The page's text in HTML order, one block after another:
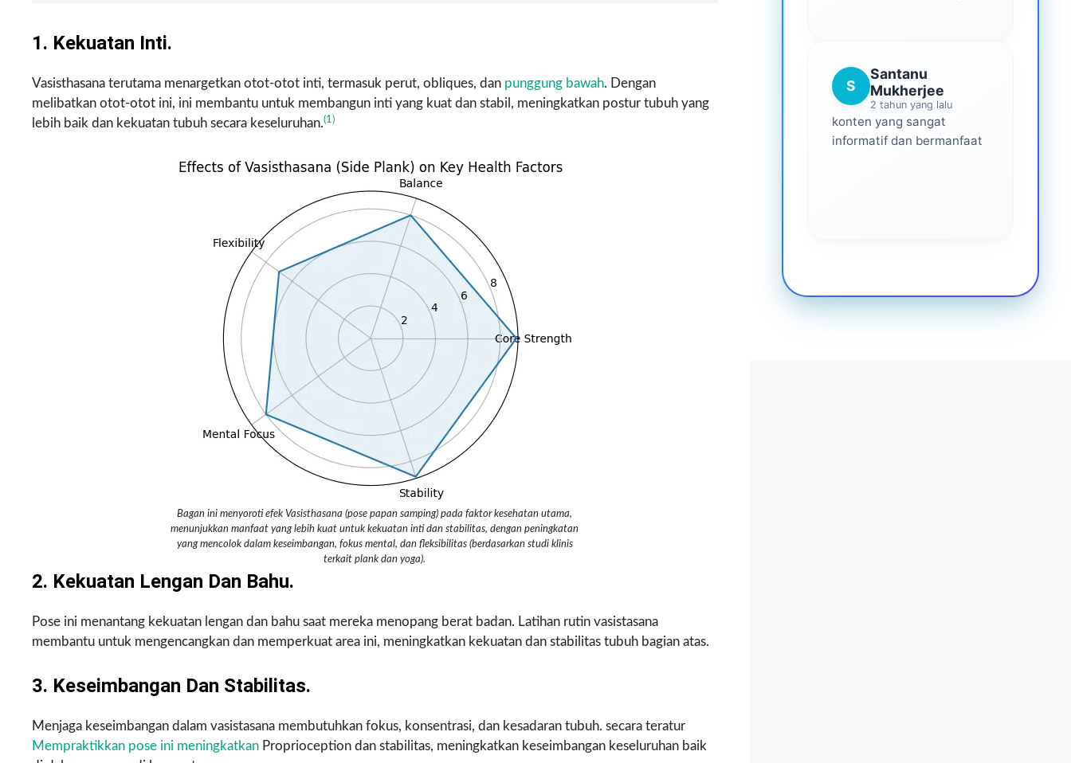
1. Kekuatan Inti.
Vasisthasana terutama menargetkan otot-otot inti, termasuk perut, obliques, dan punggung bawah. Dengan
melibatkan otot-otot ini, ini membantu untuk membangun inti yang kuat dan stabil, meningkatkan postur tubuh yang
lebih baik dan kekuatan tubuh secara keseluruhan.(1)
Bagan ini menyoroti efek Vasisthasana (pose papan samping) pada faktor kesehatan utama,
menunjukkan manfaat yang lebih kuat untuk kekuatan inti dan stabilitas, dengan peningkatan
yang mencolok dalam keseimbangan, fokus mental, dan fleksibilitas (berdasarkan studi klinis
terkait plank dan yoga).
2. Kekuatan Lengan Dan Bahu.
Pose ini menantang kekuatan lengan dan bahu saat mereka menopang berat badan. Latihan rutin vasistasana
membantu untuk mengencangkan dan memperkuat area ini, meningkatkan kekuatan dan stabilitas tubuh bagian atas.
3. Keseimbangan Dan Stabilitas.
Menjaga keseimbangan dalam vasistasana membutuhkan fokus, konsentrasi, dan kesadaran tubuh. secara teratur
Mempraktikkan pose ini meningkatkan Proprioception dan stabilitas, meningkatkan keseimbangan keseluruhan baik
S
Santanu
Mukherjee
2 tahun yang lalu
konten yang sangat
informatif dan bermanfaat